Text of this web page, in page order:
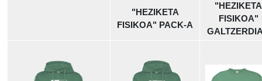
"HEZIKETA
FISIKOA" PACK-A
"HEZIKETA
FISIKOA"
Irudia